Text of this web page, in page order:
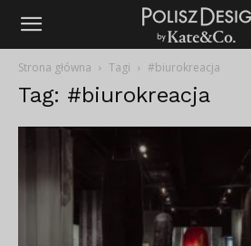
Strona główna Tagi #biurokreacja
Tag: #biurokreacja